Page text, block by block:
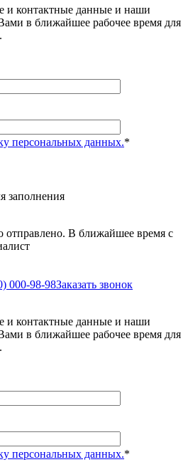
и контактные данные и наши
в ближайшее рабочее время для
персональных данных.*
заполнения
В ближайшее время с
000-98-98Заказать звонок
и контактные данные и наши
в ближайшее рабочее время для
персональных данных.*